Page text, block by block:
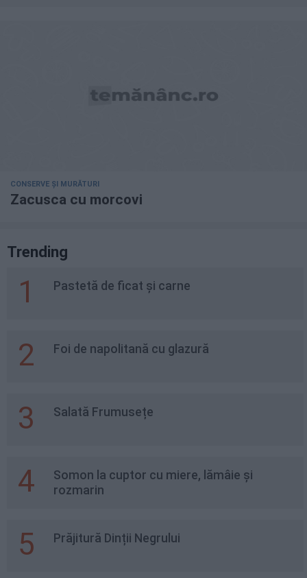
CONSERVE ȘI MURĂTURI
Zacusca cu morcovi
Trending
1 Pastetă de ficat și carne
2 Foi de napolitană cu glazură
3 Salată Frumusețe
4
Somon la cuptor cu miere, lămâie și
rozmarin
5 Prăjitură Dinții Negrului